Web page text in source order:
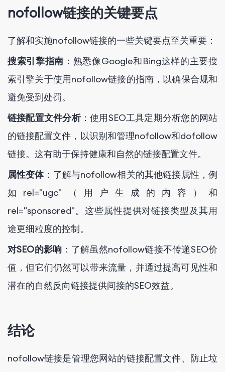
nofollow链接的关键要点
了解和实施nofollow链接的一些关键要点至关重要：
搜索引擎指南 ：熟悉像Google和Bing这样的主要搜
索引擎关于使用nofollow链接的指南，以确保合规和
避免受到处罚。
链接配置文件分析：使用SEO工具定期分析您的网站
的链接配置文件，以识别和管理nofollow和dofollow
链接。这有助于保持健康和自然的链接配置文件。
属性变体：了解与nofollow相关的其他链接属性，例
如 rel="ugc" （用户生成的内容）和
rel="sponsored"。这些属性提供对链接类型及其用
途更细粒度的控制。
对SEO的影响 ：了解虽然nofollow链接不传递SEO价
值，但它们仍然可以带来流量，并通过提高可见性和
潜在的自然反向链接提供间接的SEO效益。
结论
nofollow链接是管理您网站的链接配置文件、防止垃